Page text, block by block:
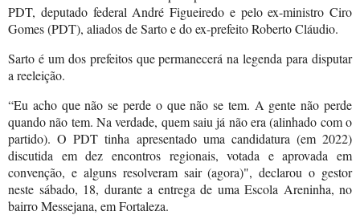
PDT, deputado federal André Figueiredo e pelo ex-ministro Ciro
Gomes (PDT), aliados de Sarto e do ex-prefeito Roberto Cláudio.
Sarto é um dos prefeitos que permanecerá na legenda para disputar
a reeleição.
“Eu acho que não se perde o que não se tem. A gente não perde
quando não tem. Na verdade, quem saiu já não era (alinhado com o
partido). O PDT tinha apresentado uma candidatura (em 2022)
discutida em dez encontros regionais, votada e aprovada em
convenção, e alguns resolveram sair (agora)", declarou o gestor
neste sábado, 18, durante a entrega de uma Escola Areninha, no
bairro Messejana, em Fortaleza.